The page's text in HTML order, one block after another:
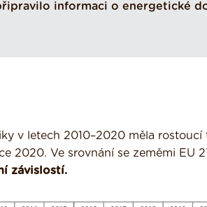
informaci o energetické
v letech 2010–2020 měla
2020. Ve srovnání se zeměmi EU
závislostí.